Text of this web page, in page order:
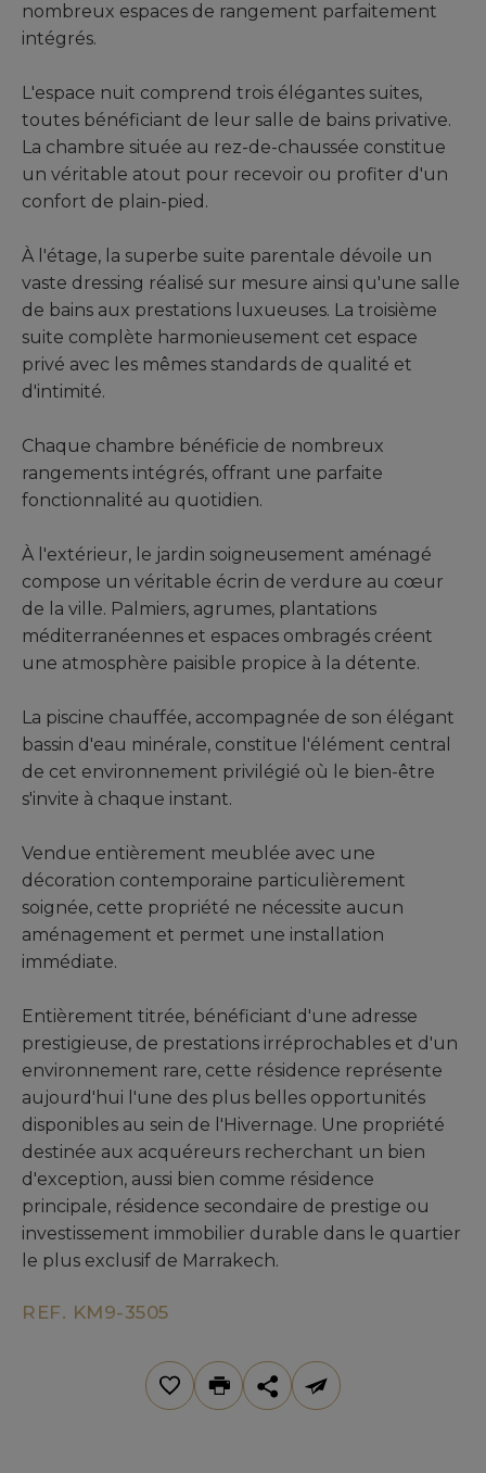
nombreux espaces de rangement parfaitement
intégrés.
L'espace nuit comprend trois élégantes suites,
toutes bénéficiant de leur salle de bains privative.
La chambre située au rez-de-chaussée constitue
un véritable atout pour recevoir ou profiter d'un
confort de plain-pied.
À l'étage, la superbe suite parentale dévoile un
vaste dressing réalisé sur mesure ainsi qu'une salle
de bains aux prestations luxueuses. La troisième
suite complète harmonieusement cet espace
privé avec les mêmes standards de qualité et
d'intimité.
Chaque chambre bénéficie de nombreux
rangements intégrés, offrant une parfaite
fonctionnalité au quotidien.
À l'extérieur, le jardin soigneusement aménagé
compose un véritable écrin de verdure au cœur
de la ville. Palmiers, agrumes, plantations
méditerranéennes et espaces ombragés créent
une atmosphère paisible propice à la détente.
La piscine chauffée, accompagnée de son élégant
bassin d'eau minérale, constitue l'élément central
de cet environnement privilégié où le bien-être
s'invite à chaque instant.
Vendue entièrement meublée avec une
décoration contemporaine particulièrement
soignée, cette propriété ne nécessite aucun
aménagement et permet une installation
immédiate.
Entièrement titrée, bénéficiant d'une adresse
prestigieuse, de prestations irréprochables et d'un
environnement rare, cette résidence représente
aujourd'hui l'une des plus belles opportunités
disponibles au sein de l'Hivernage. Une propriété
destinée aux acquéreurs recherchant un bien
d'exception, aussi bien comme résidence
principale, résidence secondaire de prestige ou
investissement immobilier durable dans le quartier
le plus exclusif de Marrakech.
REF. KM9-3505